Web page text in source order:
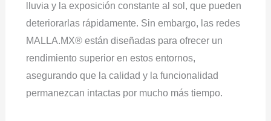
lluvia y la exposición constante al sol, que pueden
deteriorarlas rápidamente. Sin embargo, las redes
MALLA.MX® están diseñadas para ofrecer un
rendimiento superior en estos entornos,
asegurando que la calidad y la funcionalidad
permanezcan intactas por mucho más tiempo.